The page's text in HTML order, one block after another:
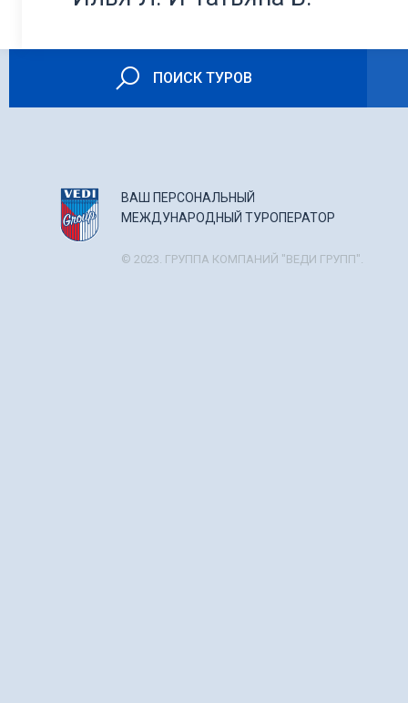
ПОИСК ТУРОВ
ВАШ ПЕРСОНАЛЬНЫЙ
МЕЖДУНАРОДНЫЙ ТУРОПЕРАТОР
© 2023. ГРУППА КОМПАНИЙ "ВЕДИ ГРУПП".